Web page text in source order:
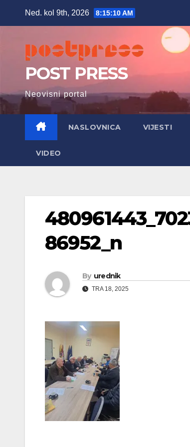
Ned. kol 9th, 2026 8:15:11 AM
POST PRESS
Neovisni portal
NASLOVNICA VIJESTI
VIDEO
86952_n
By urednik
TRA 18, 2025